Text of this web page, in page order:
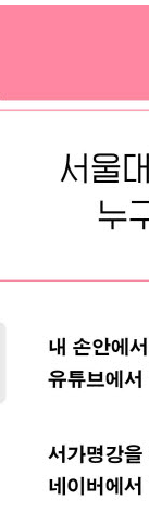
터전
쓰레기, 자원 부족
들다
원